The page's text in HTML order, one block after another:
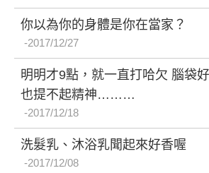
你以為你的身體是你在當家？
2017/12/27
明明才9點，就一直打哈欠 腦袋
也提不起精神………
2017/12/18
洗髮乳、沐浴乳聞起來好香喔
2017/12/08